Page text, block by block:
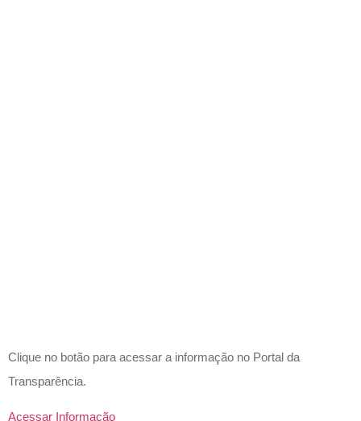
Clique no botão para acessar a informação no Portal da
Transparência.
Acessar Informação